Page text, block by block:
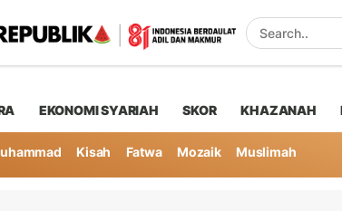
EKONOMI SYARIAH SKOR KHAZANAH
Kisah Fatwa Mozaik Muslimah